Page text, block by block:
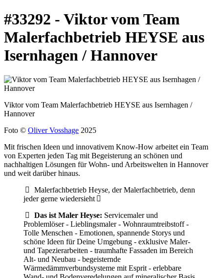
#33292 - Viktor vom Team
Malerfachbetrieb HEYSE aus
Isernhagen / Hannover
Viktor vom Team Malerfachbetrieb HEYSE aus Isernhagen /
Hannover
Foto © Oliver Vosshage 2025
Mit frischen Ideen und innovativem Know-How arbeitet ein Team
von Experten jeden Tag mit Begeisterung an schönen und
nachhaltigen Lösungen für Wohn- und Arbeitswelten in Hannover
und weit darüber hinaus.
Malerfachbetrieb Heyse, der Malerfachbetrieb, denn
jeder gerne wiedersieht
Das ist Maler Heyse: Servicemaler und
Problemlöser - Lieblingsmaler - Wohnraumtreibstoff -
Tolle Menschen - Emotionen, spannende Storys und
schöne Ideen für Deine Umgebung - exklusive Maler-
und Tapezierarbeiten - traumhafte Fassaden im Bereich
Alt- und Neubau - begeisternde
Wärmedämmverbundsysteme mit Esprit - erlebbare